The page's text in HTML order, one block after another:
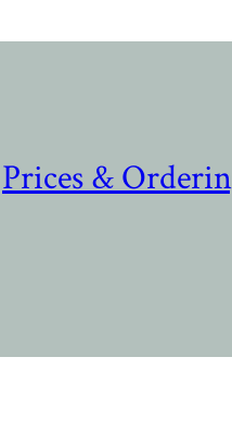
Prices &